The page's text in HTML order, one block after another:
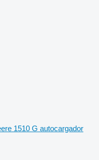
1510 G autocargador